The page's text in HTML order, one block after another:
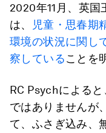
2020年11月、英国
は、
児童・思春期
環境の状況に関し
察していることを
RC Psychによる
ではありませんが
て、ふさぎ込み、